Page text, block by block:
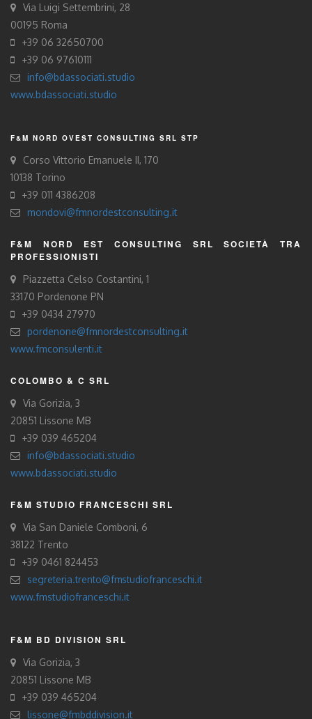
Via Luigi Settembrini, 28
00195 Roma
+39 06 32650700
+39 06 97610111
info@bdassociati.studio
www.bdassociati.studio
F&M NORD OVEST CONSULTING SRL STP
Corso Vittorio Emanuele II, 170
10138 Torino
+39 011 4386208
mondovi@fmnordestconsulting.it
F&M NORD EST CONSULTING SRL SOCIETÀ TRA
PROFESSIONISTI
Piazzetta Celso Costantini, 1
33170 Pordenone PN
+39 0434 27970
pordenone@fmnordestconsulting.it
www.fmconsulenti.it
COLOMBO & C SRL
Via Gorizia, 3
20851 Lissone MB
+39 039 465204
info@bdassociati.studio
www.bdassociati.studio
F&M STUDIO FRANCESCHI SRL
Via San Daniele Comboni, 6
38122 Trento
+39 0461 824453
segreteria.trento@fmstudiofranceschi.it
www.fmstudiofranceschi.it
F&M BD DIVISION SRL
Via Gorizia, 3
20851 Lissone MB
+39 039 465204
lissone@fmbddivision.it